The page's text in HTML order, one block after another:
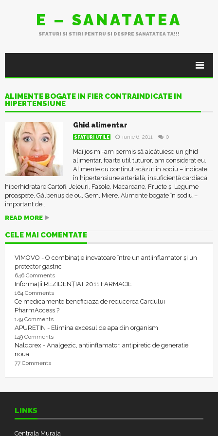
E – SANATATEA
SFATURI SI STIRI PENTRU SI DESPRE SANATATEA TA!!!
ALIMENTE BOGATE IN FIER CONTRAINDICATE IN
HIPERTENSIUNE
Ghid alimentar
SFATURI UTILE iunie 6, 2011 0
Mai jos mi-am permis să alcătuiesc un ghid
alimentar, foarte util tuturor, am considerat eu.
Alimente cu conținut scăzut în sodiu – indicate
în hipertensiune arterială, insuficiență cardiacă,
hiperhidratare Cartofi, Jeleuri, Fasole, Macaroane, Fructe și Legume
proaspete, Gălbenuș de ou, Gem, Miere. Alimente bogate în sodiu –
important de...
READ MORE
CELE MAI COMENTATE
VIMOVO - O combinație inovatoare între un antiinflamator și un
protector gastric
646 Comments
Informații REZIDENȚIAT 2011 FARMACIE
164 Comments
Ce medicamente beneficiaza de reducerea Cardului
PharmAccess ?
149 Comments
APURETIN - Elimina excesul de apa din organism
149 Comments
Naldorex - Analgezic, antiinflamator, antipiretic de generatie
noua
77 Comments
LINKS
Centrala Murala